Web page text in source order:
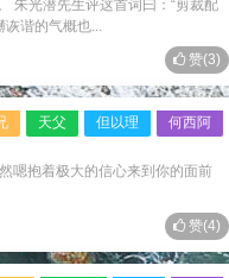
朱光潜先生评这首词曰：“剪裁配
诙谐的气概也...
赞(3)
天父 但以理 何西阿
嗯抱着极大的信心来到你的面前
赞(4)